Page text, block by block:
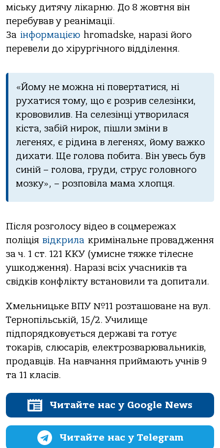
міську дитячу лікарню. До 8 жовтня він
перебував у реанімації.
За інформацією hromadske, наразі його
перевели до хірургічного відділення.
«Йому не можна ні повертатися, ні
рухатися тому, що є розрив селезінки,
крововилив. На селезінці утворилася
кіста, забій нирок, пішли зміни в
легенях, є рідина в легенях, йому важко
дихати. Ще голова побита. Він увесь був
синій – голова, груди, струс головного
мозку», – розповіла мама хлопця.
Після розголосу відео в соцмережах
поліція відкрила кримінальне провадження
за ч. 1 ст. 121 ККУ (умисне тяжке тілесне
ушкодження). Наразі всіх учасників та
свідків конфлікту встановили та допитали.
Хмельницьке ВПУ №11 розташоване на вул.
Тернопільській, 15/2. Училище
підпорядковується державі та готує
токарів, слюсарів, електрозварювальників,
продавців. На навчання приймають учнів 9
та 11 класів.
Читайте нас у Google News
Читайте нас у Telegram